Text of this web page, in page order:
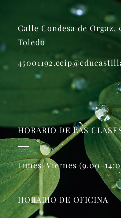
Calle Condesa de Orgaz,
Toledo
HORARIO DE LAS
Lunes-Viernes (9.00-
HORARIO DE OFICINA